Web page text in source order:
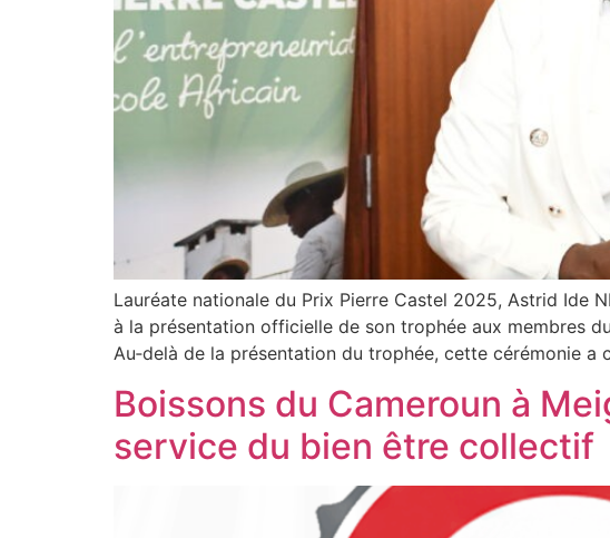
Lauréate nationale du Prix Pierre Castel 2025, Astrid Ide
à la présentation officielle de son trophée aux membres
Au‑delà de la présentation du trophée, cette cérémonie a
Boissons du Cameroun à
service du bien être collectif